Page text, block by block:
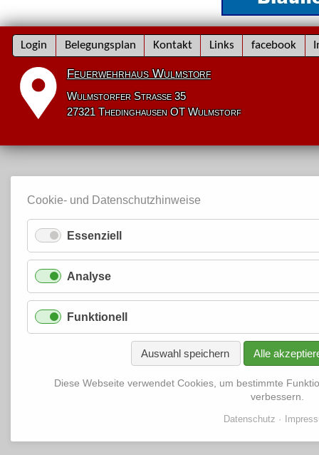
Navigation
überspringen
Login Belegungsplan Kontakt Links facebook
Feuerwehrhaus Wulmstorf
Wulmstorfer Straße 35
27321 Thedinghausen OT Wulmstorf
Cookie- und Datenschutzhinweise
Essenziell
Analyse
Funktionell
Auswahl speichern Alle
Diese Webseite verwendet Cookies, um bestimmte
verbessern.
Datenschutz